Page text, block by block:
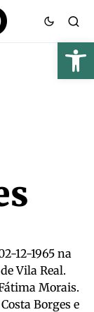
12-1965 na
Vila Real.
Morais.
Borges e